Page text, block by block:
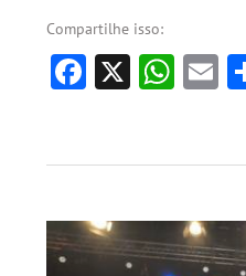
Compartilhe isso:
Facebook
X